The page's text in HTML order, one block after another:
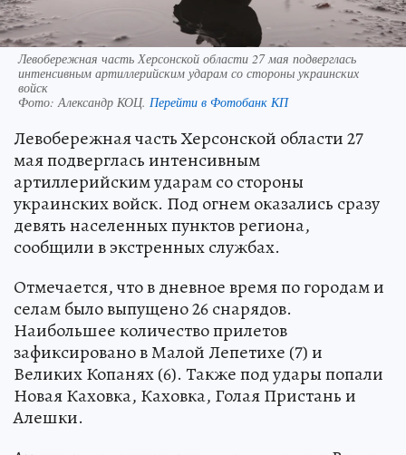
Левобережная часть Херсонской области 27 мая подверглась
интенсивным артиллерийским ударам со стороны украинских
войск
Фото:Александр КОЦ. Перейти в Фотобанк КП
Левобережная часть Херсонской области 27
мая подверглась интенсивным
артиллерийским ударам со стороны
украинских войск. Под огнем оказались сразу
девять населенных пунктов региона,
сообщили в экстренных службах.
Отмечается, что в дневное время по городам и
селам было выпущено 26 снарядов.
Наибольшее количество прилетов
зафиксировано в Малой Лепетихе (7) и
Великих Копанях (6). Также под удары попали
Новая Каховка, Каховка, Голая Пристань и
Алешки.